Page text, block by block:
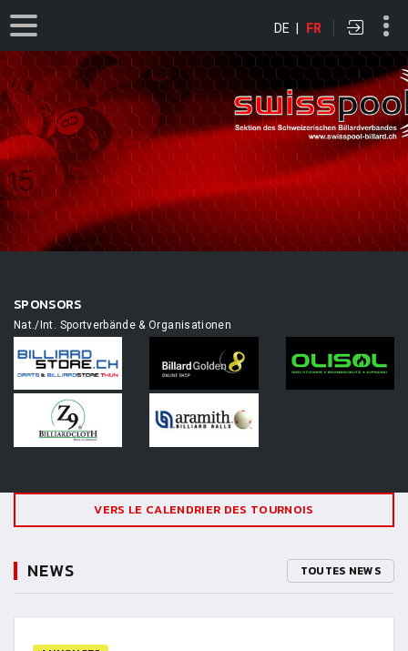
DE | FR
SPONSORS
Nat./Int. Sportverbände & Organisationen
VERS LE CALENDRIER DES TOURNOIS
NEWS TOUTES NEWS